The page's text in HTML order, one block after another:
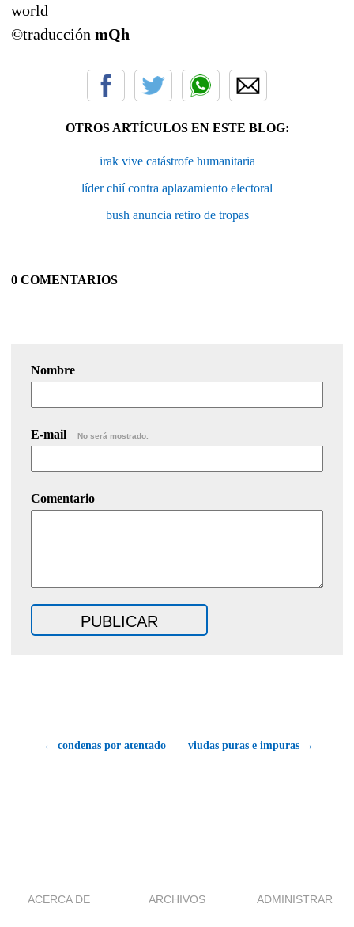
world
©traducción mQh
OTROS ARTÍCULOS EN ESTE BLOG:
irak vive catástrofe humanitaria
líder chií contra aplazamiento electoral
bush anuncia retiro de tropas
0 COMENTARIOS
Nombre
E-mail No será mostrado.
Comentario
← condenas por atentado viudas puras e impuras →
ACERCA DE ARCHIVOS ADMINISTRAR